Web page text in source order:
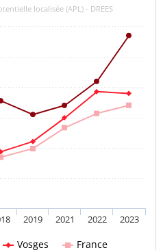
localisée (APL) - DREES
Vosges France
2019 2021 2022 2023